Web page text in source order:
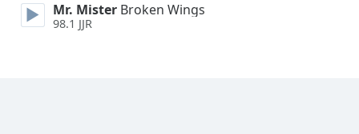
Done
Close
Mr. Mister Broken Wings
98.1 JJR